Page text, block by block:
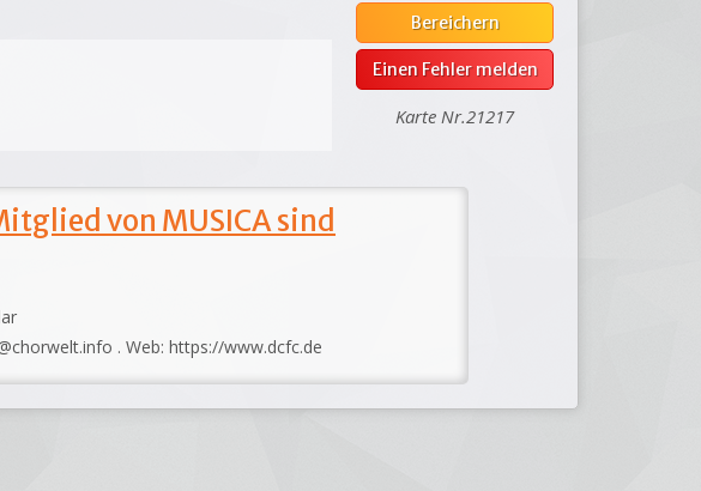
Bereichern
Einen Fehler melden
Karte Nr.21217
von MUSICA sind
. Web: https://www.dcfc.de